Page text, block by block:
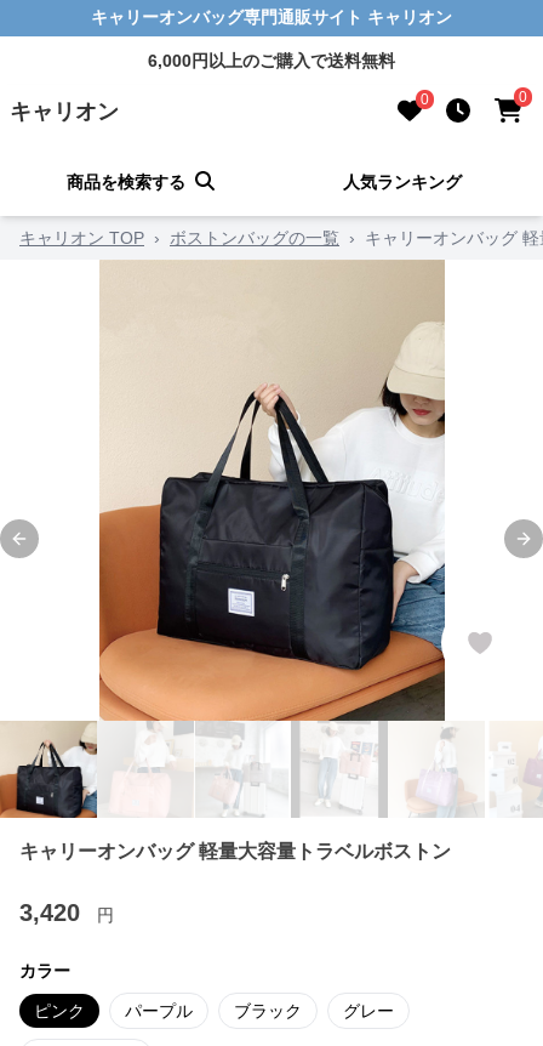
キャリーオンバッグ専門通販サイト キャリオン
6,000円以上のご購入で送料無料
キャリオン 0 0
商品を検索する 人気ランキング
キャリオン TOP › ボストンバッグの一覧 › キャリーオンバッグ
Previous slide
キャリーオンバッグ 軽量大容量トラベルボストン
3,420 円
カラー
ピンク パープル ブラック グレー